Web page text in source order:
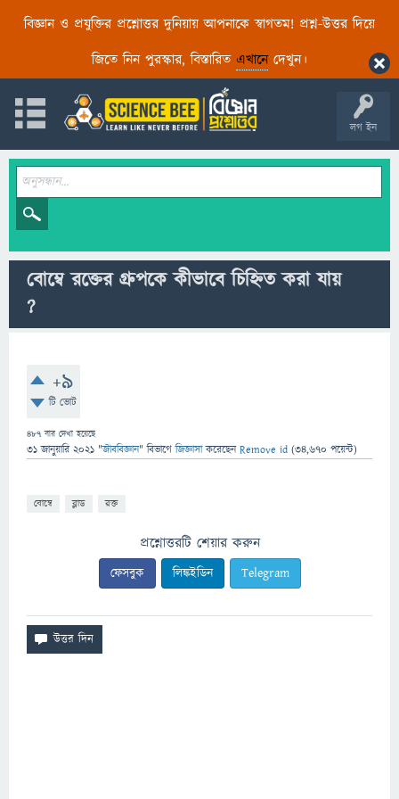
বিজ্ঞান ও প্রযুক্তির প্রশ্নোত্তর দুনিয়ায় আপনাকে স্বাগতম! প্রশ্ন-উত্তর দিয়ে
জিতে নিন পুরস্কার, বিস্তারিত এখানেদেখুন।
লগ ইন
বোম্বে রক্তের গ্রুপকে কীভাবে চিহ্নিত করা যায়
?
+9
টি ভোট
487 বার দেখা হয়েছে
31 জানুয়ারি 2021 "জীববিজ্ঞান" বিভাগে জিজ্ঞাসাকরেছেনRemove id (34,670 পয়েন্ট)
বোম্বে ব্লাড রক্ত
প্রশ্নোত্তরটি শেয়ার করুন
ফেসবুক লিঙ্কইডিন Telegram